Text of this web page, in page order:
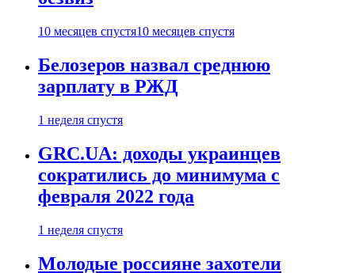
10 месяцев спустя10 месяцев спустя
Белозеров назвал среднюю
зарплату в РЖД
1 неделя спустя
GRC.UA: доходы украинцев
сократились до минимума с
февраля 2022 года
1 неделя спустя
Молодые россияне захотели